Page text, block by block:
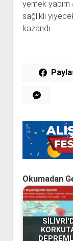
yemek yapım
sağlıklı
kazandı.
Okumadan